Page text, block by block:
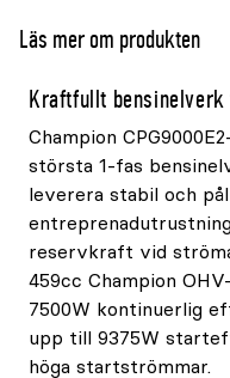
Läs mer om produkten
Kraftfullt bensinelverk
Champion
största 1-fas
leverera stabil och
reservkraft vid
459cc Champion
7500W kontinuerlig
upp till 9375W
höga startströmmar.